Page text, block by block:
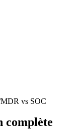
MDR vs SOC
complète